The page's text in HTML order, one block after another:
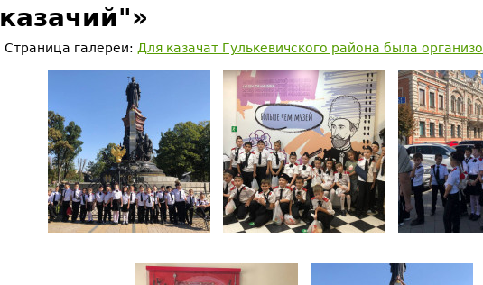
казачий"»
Страница галереи: Для казачат Гулькевичского района была